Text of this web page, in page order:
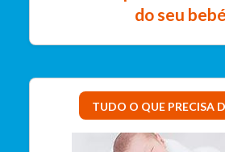
do seu bebé
TUDO O QUE PRECISA